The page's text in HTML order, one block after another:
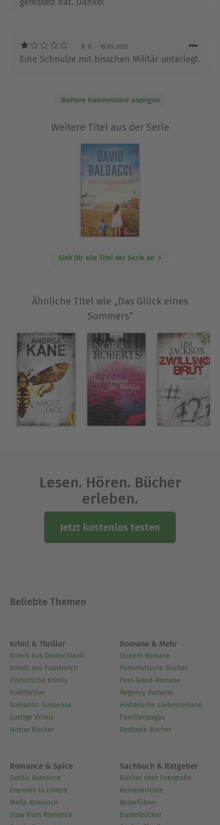
mit seiner Familie in Virginia, nahe Washington,
R. R. – 18.09.2025
Eine Schnulze mit bisschen Militär unterlegt.
Weitere Kommentare anzeigen
Weitere Titel aus der Serie
Sieh Dir alle Titel der Serie an
Ähnliche Titel wie „Das Glück eines
Sommers“
Lesen. Hören. Bücher
erleben.
Jetzt kostenlos testen
Beliebte Themen
Krimi & Thriller
Krimis aus Deutschland
Krimis aus Frankreich
Historische Krimis
Politthriller
Romantic Suspense
Lustige Krimis
Horror Bücher
Romane & Mehr
Queere Romane
Feministische Bücher
Feel-Good-Romane
Regency Romane
Historische Liebesromane
Familiensagas
Dystopie Bücher
Romance & Spice
Gothic Romance
Enemies to Lovers
Mafia Romance
Slow Burn Romance
Sachbuch & Ratgeber
Bücher über Fotografie
Reiseberichte
Reiseführer
Bastelbücher